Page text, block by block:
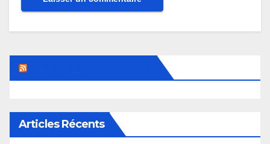
Articles Récents